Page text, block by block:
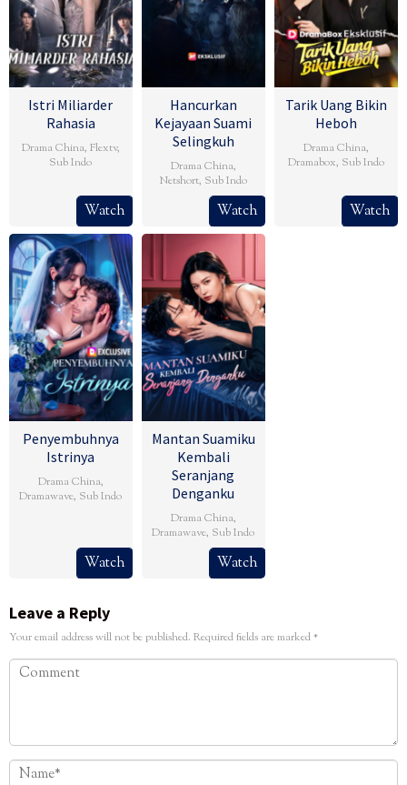
Istri Miliarder
Rahasia
Drama China, Flextv,
Sub Indo
Watch
Hancurkan
Kejayaan Suami
Selingkuh
Drama China,
Netshort, Sub Indo
Watch
Tarik Uang Bikin
Heboh
Drama China,
Dramabox, Sub Indo
Watch
Penyembuhnya
Istrinya
Drama China,
Dramawave, Sub Indo
Watch
Mantan Suamiku
Kembali
Seranjang
Denganku
Drama China,
Dramawave, Sub Indo
Watch
Leave a Reply
Your email address will not be published. Required fields are marked*